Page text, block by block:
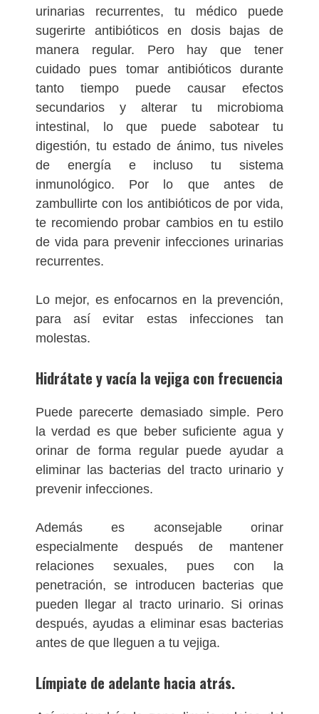
urinarias recurrentes, tu médico puede
sugerirte antibióticos en dosis bajas de
manera regular. Pero hay que tener
cuidado pues tomar antibióticos durante
tanto tiempo puede causar efectos
secundarios y alterar tu microbioma
intestinal, lo que puede sabotear tu
digestión, tu estado de ánimo, tus niveles
de energía e incluso tu sistema
inmunológico. Por lo que antes de
zambullirte con los antibióticos de por vida,
te recomiendo probar cambios en tu estilo
de vida para prevenir infecciones urinarias
recurrentes.
Lo mejor, es enfocarnos en la prevención,
para así evitar estas infecciones tan
molestas.
Hidrátate y vacía la vejiga con frecuencia
Puede parecerte demasiado simple. Pero
la verdad es que beber suficiente agua y
orinar de forma regular puede ayudar a
eliminar las bacterias del tracto urinario y
prevenir infecciones.
Además es aconsejable orinar
especialmente después de mantener
relaciones sexuales, pues con la
penetración, se introducen bacterias que
pueden llegar al tracto urinario. Si orinas
después, ayudas a eliminar esas bacterias
antes de que lleguen a tu vejiga.
Límpiate de adelante hacia atrás.